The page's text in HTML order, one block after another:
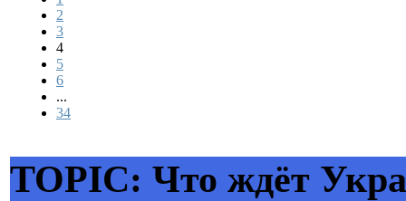
2
3
4
5
6
...
34
TOPIC: Что ждёт